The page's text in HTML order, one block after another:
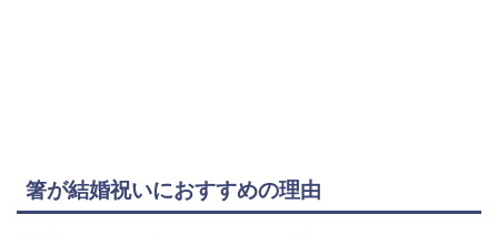
箸が結婚祝いにおすすめの理由